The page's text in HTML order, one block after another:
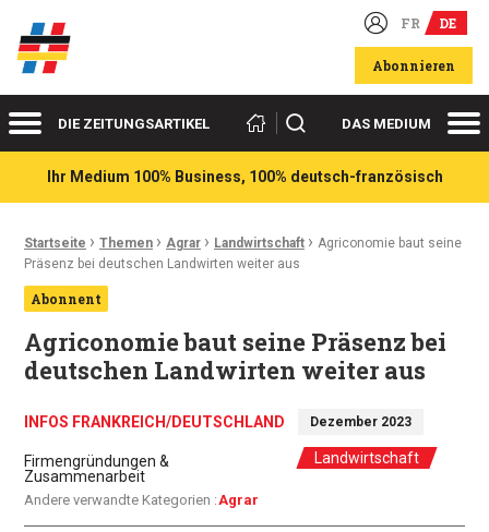
Deutsch-französische Wirtschaftsakteure FR DE
Abonnieren
MenüDIE ZEITUNGSARTIKEL Suchen DAS MEDIUM
Ihr Medium 100% Business, 100% deutsch-französisch
Ariadnefaden:
Startseite › Themen › Agrar › Landwirtschaft › Agriconomie baut seine
Präsenz bei deutschen Landwirten weiter aus
Abonnent
Agriconomie baut seine Präsenz bei
deutschen Landwirten weiter aus
INFOS FRANKREICH/DEUTSCHLAND Dezember 2023
Firmengründungen &
Zusammenarbeit
Landwirtschaft
Andere verwandte Kategorien :Agrar